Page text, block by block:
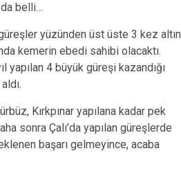
da belli…
yüzünden üst üste 3 kez altın
kemerin ebedi sahibi olacaktı.
yapılan 4 büyük güreşi kazandığı
Kırkpınar yapılana kadar pek
sonra Çalı’da yapılan güreşlerde
başarı gelmeyince, acaba